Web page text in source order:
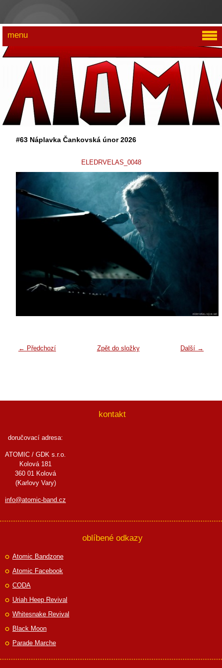
#63 Náplavka Čankovská únor 2026
ELEDRVELAS_0048
← Předchozí Další →
Zpět do složky
menu
kontakt
doručovací adresa:
ATOMIC / GDK s.r.o.
Kolová 181
360 01 Kolová
(Karlovy Vary)
info@atomic-band.cz
oblíbené odkazy
Atomic Bandzone
Atomic Facebook
CODA
Uriah Heep Revival
Whitesnake Revival
Black Moon
Parade Marche